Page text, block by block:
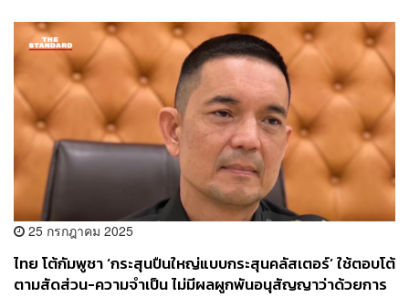
25 กรกฎาคม 2025
ไทย โต้กัมพูชา ‘กระสุนปืนใหญ่แบบกระสุนคลัสเตอร์’ ใช้ตอบโต้
ตามสัดส่วน-ความจำเป็น ไม่มีผลผูกพันอนุสัญญาว่าด้วยการ